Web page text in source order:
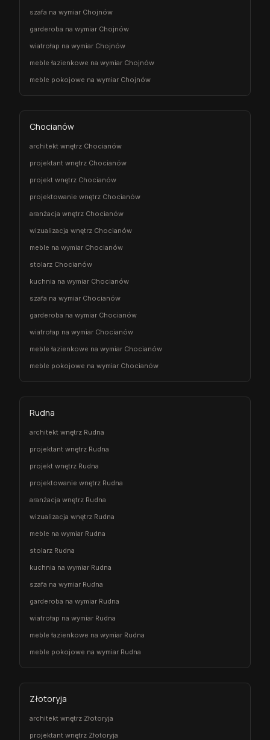
szafa na wymiar Chojnów
garderoba na wymiar Chojnów
wiatrołap na wymiar Chojnów
meble łazienkowe na wymiar Chojnów
meble pokojowe na wymiar Chojnów
Chocianów
architekt wnętrz Chocianów
projektant wnętrz Chocianów
projekt wnętrz Chocianów
projektowanie wnętrz Chocianów
aranżacja wnętrz Chocianów
wizualizacja wnętrz Chocianów
meble na wymiar Chocianów
stolarz Chocianów
kuchnia na wymiar Chocianów
szafa na wymiar Chocianów
garderoba na wymiar Chocianów
wiatrołap na wymiar Chocianów
meble łazienkowe na wymiar Chocianów
meble pokojowe na wymiar Chocianów
Rudna
architekt wnętrz Rudna
projektant wnętrz Rudna
projekt wnętrz Rudna
projektowanie wnętrz Rudna
aranżacja wnętrz Rudna
wizualizacja wnętrz Rudna
meble na wymiar Rudna
stolarz Rudna
kuchnia na wymiar Rudna
szafa na wymiar Rudna
garderoba na wymiar Rudna
wiatrołap na wymiar Rudna
meble łazienkowe na wymiar Rudna
meble pokojowe na wymiar Rudna
Złotoryja
architekt wnętrz Złotoryja
projektant wnętrz Złotoryja